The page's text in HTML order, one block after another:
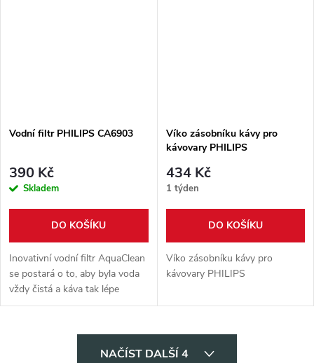
Vodní filtr PHILIPS CA6903
390 Kč
Skladem
DO KOŠÍKU
Inovativní vodní filtr AquaClean
se postará o to, aby byla voda
vždy čistá a káva tak lépe
chutnala. Filtry AquaClean vodu
intenzivní aroma, a...
Víko zásobníku kávy pro
kávovary PHILIPS
434 Kč
1 týden
DO KOŠÍKU
Víko zásobníku kávy pro
kávovary PHILIPS
NAČÍST DALŠÍ 4